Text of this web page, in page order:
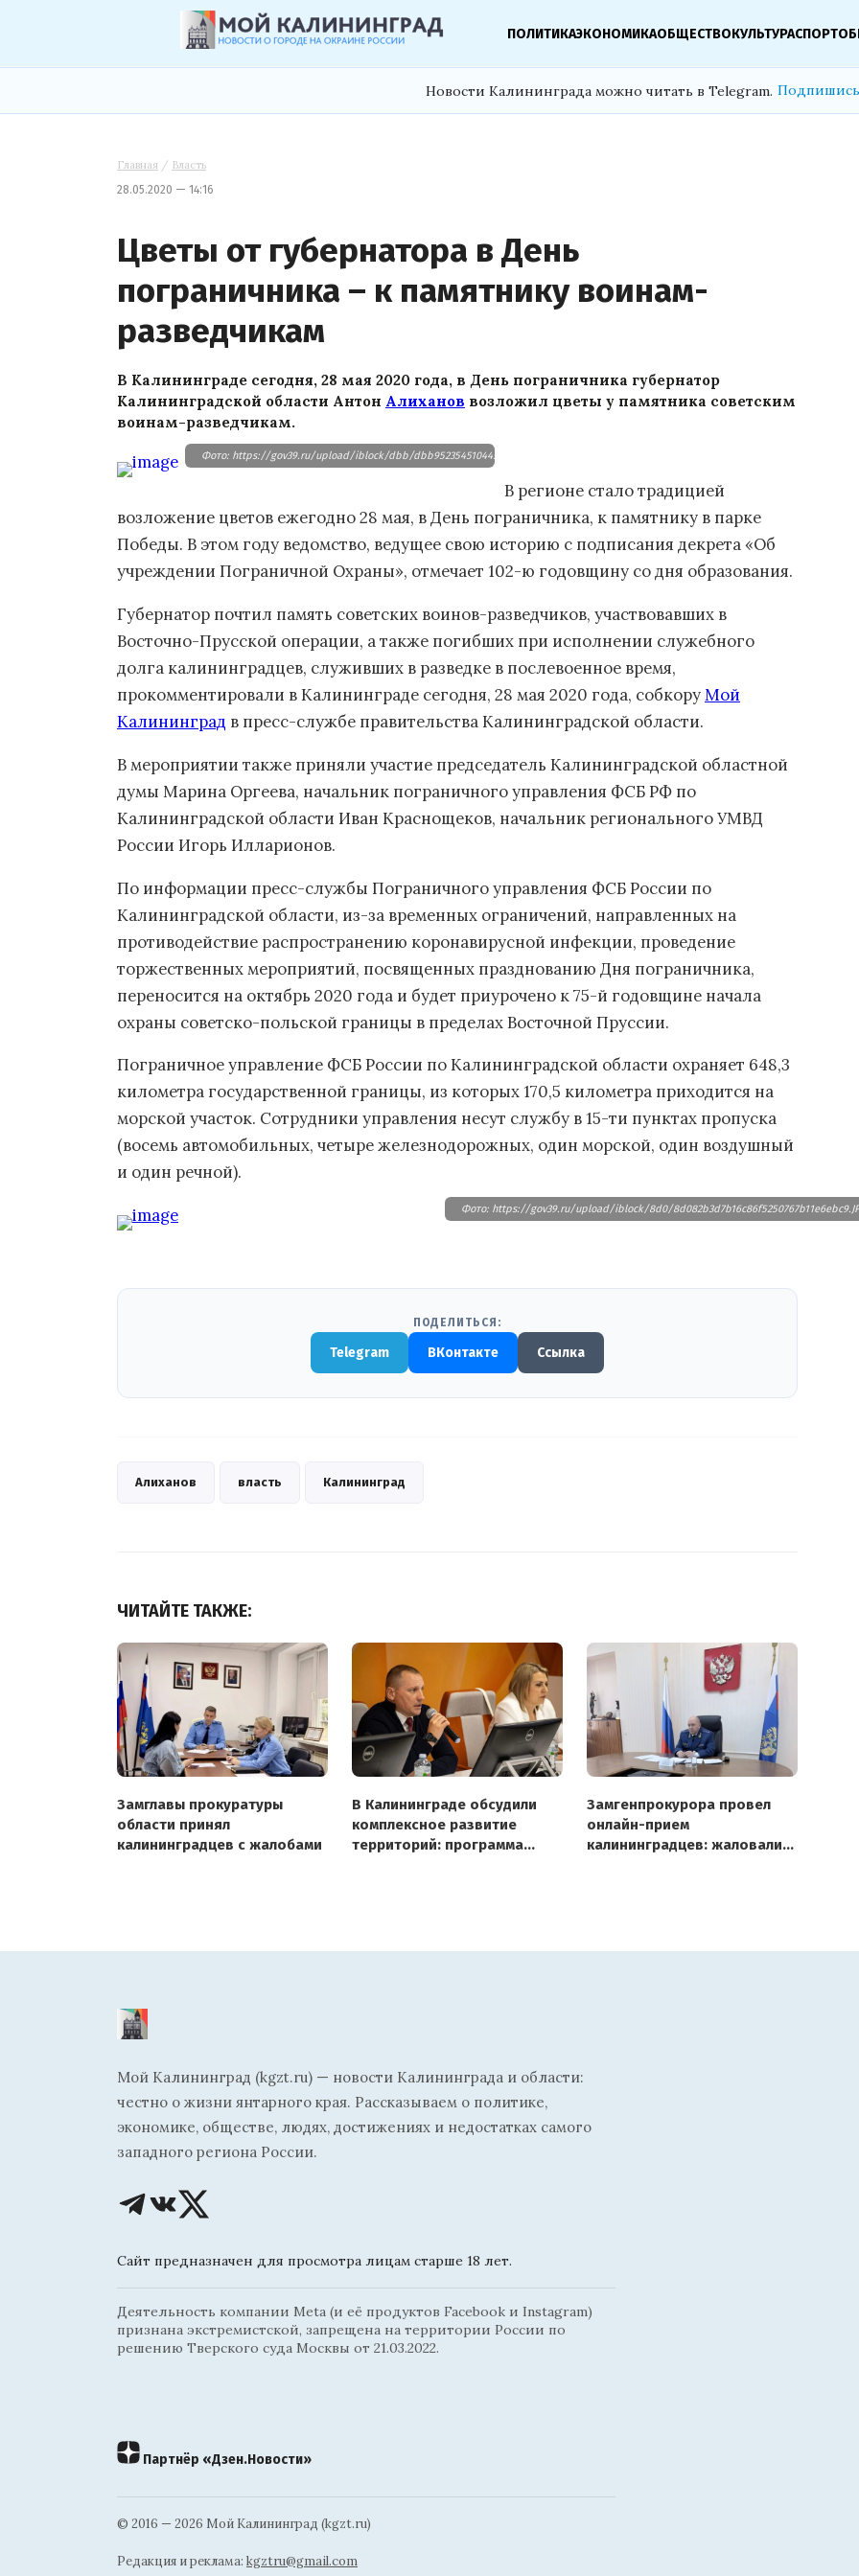
ПОЛИТИКАЭКОНОМИКАОБЩЕСТВОКУЛЬТУРАСПОРТ
Новости Калининграда можно читать в Telegram.
Главная / Власть
28.05.2020 — 14:16
Цветы от губернатора в День
пограничника – к памятнику воинам-
разведчикам
В Калининграде сегодня, 28 мая 2020 года, в День пограничника губернатор
Калининградской области Антон Алиханов возложил цветы у памятника советским
воинам-разведчикам.
Фото: https://gov39.ru/upload/iblock/dbb/dbb952354510445dc0267f6541d5be04.JPG
В регионе стало традицией
возложение цветов ежегодно 28 мая, в День пограничника, к памятнику в парке
Победы. В этом году ведомство, ведущее свою историю с подписания декрета «Об
учреждении Пограничной Охраны», отмечает 102-ю годовщину со дня образования.
Губернатор почтил память советских воинов-разведчиков, участвовавших в
Восточно-Прусской операции, а также погибших при исполнении служебного
долга калининградцев, служивших в разведке в послевоенное время,
прокомментировали в Калининграде сегодня, 28 мая 2020 года, собкоруМой
Калининград в пресс-службе правительства Калининградской области.
В мероприятии также приняли участие председатель Калининградской областной
думы Марина Оргеева, начальник пограничного управления ФСБ РФ по
Калининградской области Иван Краснощеков, начальник регионального УМВД
России Игорь Илларионов.
По информации пресс-службы Пограничного управления ФСБ России по
Калининградской области, из-за временных ограничений, направленных на
противодействие распространению коронавирусной инфекции, проведение
торжественных мероприятий, посвященных празднованию Дня пограничника,
переносится на октябрь 2020 года и будет приурочено к 75-й годовщине начала
охраны советско-польской границы в пределах Восточной Пруссии.
Пограничное управление ФСБ России по Калининградской области охраняет 648,3
километра государственной границы, из которых 170,5 километра приходится на
морской участок. Сотрудники управления несут службу в 15-ти пунктах пропуска
(восемь автомобильных, четыре железнодорожных, один морской, один воздушный
и один речной).
Фото: https://gov39.ru/upload/iblock/8d0/
ПОДЕЛИТЬСЯ:
Telegram ВКонтакте Ссылка
Алиханов власть Калининград
ЧИТАЙТЕ ТАКЖЕ:
Замглавы прокуратуры
области принял
калининградцев с жалобами
В Калининграде обсудили
комплексное развитие
территорий: программа
Замгенпрокурора провел
онлайн-прием
калининградцев: жаловались
Мой Калининград (kgzt.ru) — новости Калининграда и области:
честно о жизни янтарного края. Рассказываем о политике,
экономике, обществе, людях, достижениях и недостатках самого
западного региона России.
Сайт предназначен для просмотра лицам старше 18 лет.
Деятельность компании Meta (и её продуктов Facebook и Instagram)
признана экстремистской, запрещена на территории России по
решению Тверского суда Москвы от 21.03.2022.
Партнёр «Дзен.Новости»
© 2016 — 2026 Мой Калининград (kgzt.ru)
Редакция и реклама: kgztru@gmail.com